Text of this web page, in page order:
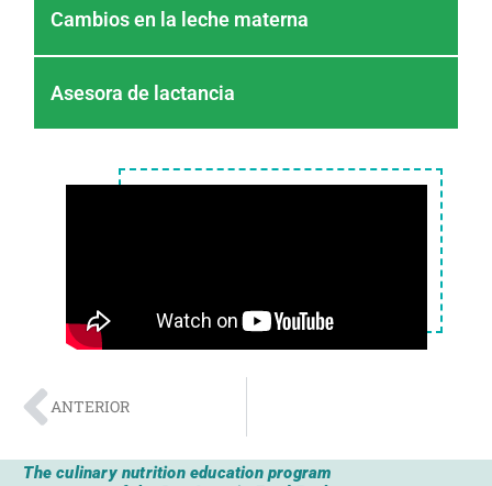
Cambios en la leche materna
Asesora de lactancia
ANTERIOR
The culinary nutrition education program